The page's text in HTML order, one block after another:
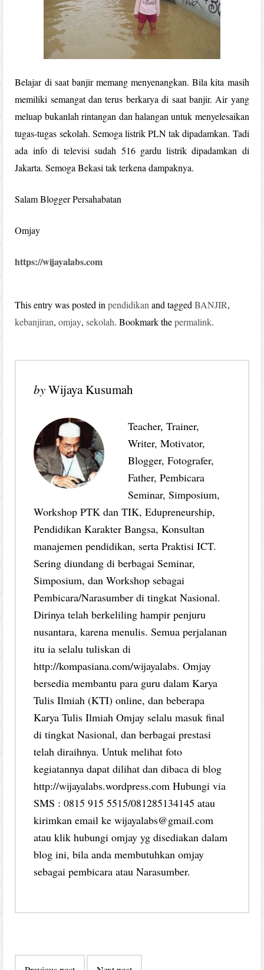
Belajar di saat banjir memang menyenangkan. Bila kita masih
memiliki semangat dan terus berkarya di saat banjir. Air yang
meluap bukanlah rintangan dan halangan untuk menyelesaikan
tugas-tugas sekolah. Semoga listrik PLN tak dipadamkan. Tadi
ada info di televisi sudah 516 gardu listrik dipadamkan di
Jakarta. Semoga Bekasi tak terkena dampaknya.
Salam Blogger Persahabatan
Omjay
https://wijayalabs.com
This entry was posted inpendidikan and taggedBANJIR,
kebanjiran,omjay,sekolah. Bookmark thepermalink.
byWijaya Kusumah
Teacher, Trainer,
Writer, Motivator,
Blogger, Fotografer,
Father, Pembicara
Seminar, Simposium,
Workshop PTK dan TIK, Edupreneurship,
Pendidikan Karakter Bangsa, Konsultan
manajemen pendidikan, serta Praktisi ICT.
Sering diundang di berbagai Seminar,
Simposium, dan Workshop sebagai
Pembicara/Narasumber di tingkat Nasional.
Dirinya telah berkeliling hampir penjuru
nusantara, karena menulis. Semua perjalanan
itu ia selalu tuliskan di
http://kompasiana.com/wijayalabs. Omjay
bersedia membantu para guru dalam Karya
Tulis Ilmiah (KTI) online, dan beberapa
Karya Tulis Ilmiah Omjay selalu masuk final
di tingkat Nasional, dan berbagai prestasi
telah diraihnya. Untuk melihat foto
kegiatannya dapat dilihat dan dibaca di blog
http://wijayalabs.wordpress.com Hubungi via
SMS : 0815 915 5515/081285134145 atau
kirimkan email ke wijayalabs@gmail.com
atau klik hubungi omjay yg disediakan dalam
blog ini, bila anda membutuhkan omjay
sebagai pembicara atau Narasumber.